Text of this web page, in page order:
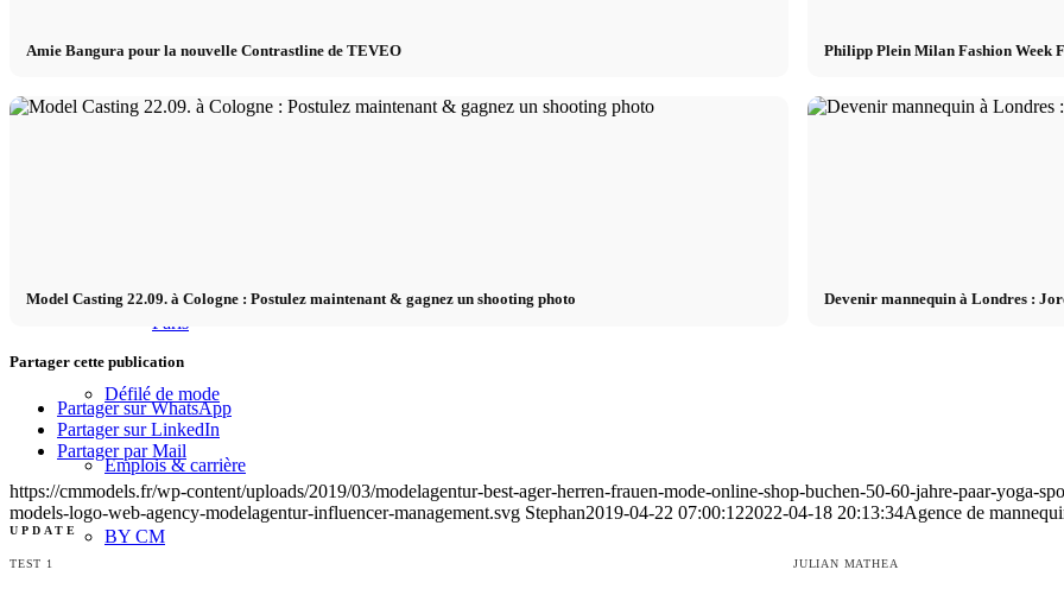
Mailand
Paris
Défilé de mode
Emplois & carrière
BY CM
Amie Bangura pour la nouvelle Contrastline de TEVEO Philipp Plein Milan Fashion Week
Model Casting 22.09. à Cologne : Postulez maintenant & gagnez un shooting photo Devenir mannequin à Londres :
Partager cette publication
Partager sur WhatsApp
Partager sur LinkedIn
Partager par Mail
https://cmmodels.fr/wp-content/uploads/2019/03/modelagentur-best-ager-herren-frauen-mode-online-shop-buchen-50-60-jahre-paar-yoga-
models-logo-web-agency-modelagentur-influencer-management.svg Stephan2019-04-22 07:00:122022-04-18 20:13:34Agence de
UPDATE
TEST 1
JULIAN MATHEA